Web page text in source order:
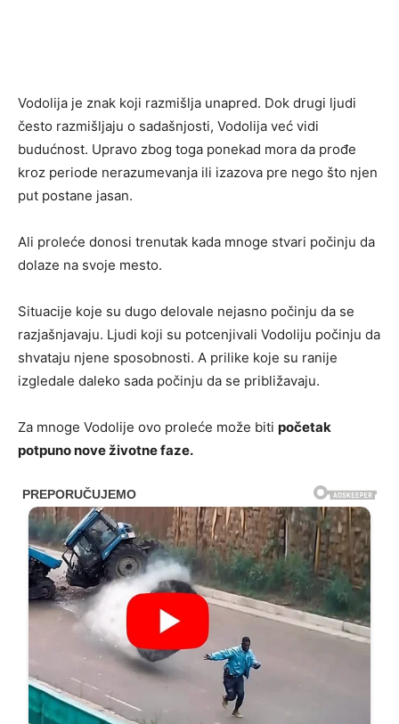
Vodolija je znak koji razmišlja unapred. Dok drugi ljudi
često razmišljaju o sadašnjosti, Vodolija već vidi
budućnost. Upravo zbog toga ponekad mora da prođe
kroz periode nerazumevanja ili izazova pre nego što njen
put postane jasan.
Ali proleće donosi trenutak kada mnoge stvari počinju da
dolaze na svoje mesto.
Situacije koje su dugo delovale nejasno počinju da se
razjašnjavaju. Ljudi koji su potcenjivali Vodoliju počinju da
shvataju njene sposobnosti. A prilike koje su ranije
izgledale daleko sada počinju da se približavaju.
Za mnoge Vodolije ovo proleće može biti početak
potpuno nove životne faze.